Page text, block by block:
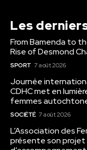
Les
From Bamenda to
Rise of Desmond
SPORT 7 août 2026
Journée
CDHC met en
femmes
SOCIÉTÉ 7 août 2026
L’Association des
présente son